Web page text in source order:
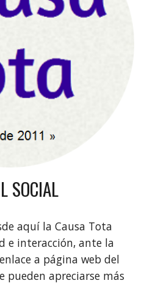
SOCIAL
aquí la Causa Tota
e interacción, ante la
a página web del
pueden apreciarse más